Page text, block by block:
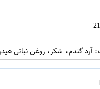
آرد گندم، شکر، روغن نباتی